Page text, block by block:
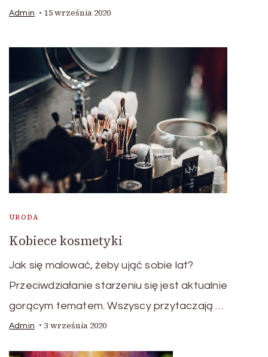
Admin 15 września 2020
URODA
Kobiece kosmetyki
Jak się malować, żeby ująć sobie lat?
Przeciwdziałanie starzeniu się jest aktualnie
gorącym tematem. Wszyscy przytaczają …
Admin 3 września 2020